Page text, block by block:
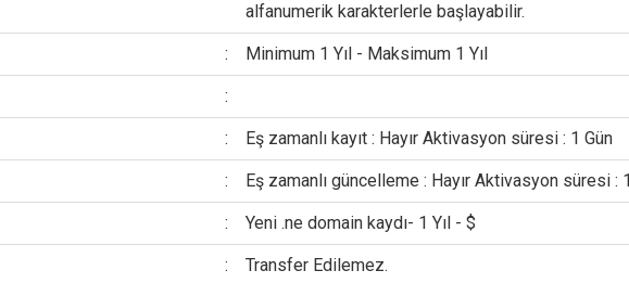
alfanumerik karakterlerle başlayabilir.
: Minimum 1 Yıl - Maksimum 1 Yıl
:
: Eş zamanlı kayıt : Hayır Aktivasyon süresi : 1 Gün
: Eş zamanlı güncelleme : Hayır Aktivasyon süresi :
: Yeni .ne domain kaydı- 1 Yıl - $
: Transfer Edilemez.